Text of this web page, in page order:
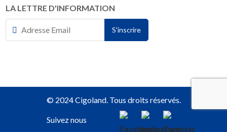
LA LETTRE D'INFORMATION
© 2024 Cigoland. Tous droits réservés.
Suivez nous